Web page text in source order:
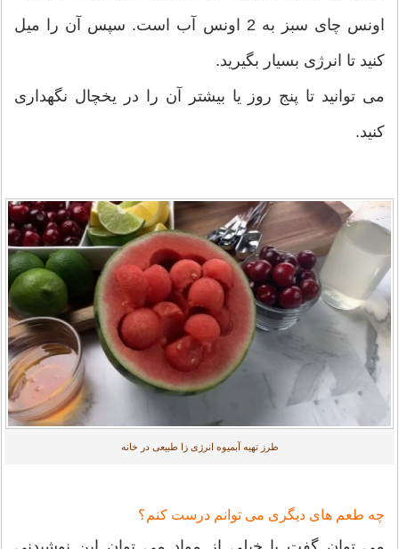
اونس چای سبز به 2 اونس آب است. سپس آن را میل
کنید تا انرژی بسیار بگیرید.
می توانید تا پنج روز یا بیشتر آن را در یخچال نگهداری
کنید.
طرز تهیه آبمیوه انرژی زا طبیعی در خانه
چه طعم های دیگری می توانم درست کنم؟